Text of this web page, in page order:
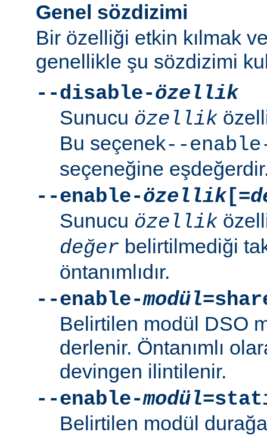
Genel sözdizimi
Bir özelliği etkin kılmak
genellikle şu sözdizimi
--disable-özellik
Sunucu özellik
Bu seçenek--
seçeneğine
--enable-özellik[=
Sunucu özellik
değer belirtilmediği
öntanımlıdır.
--enable-modül
Belirtilen modül DSO
derlenir. Öntanımlı
devingen ilintilenir.
--enable-modül
Belirtilen modül